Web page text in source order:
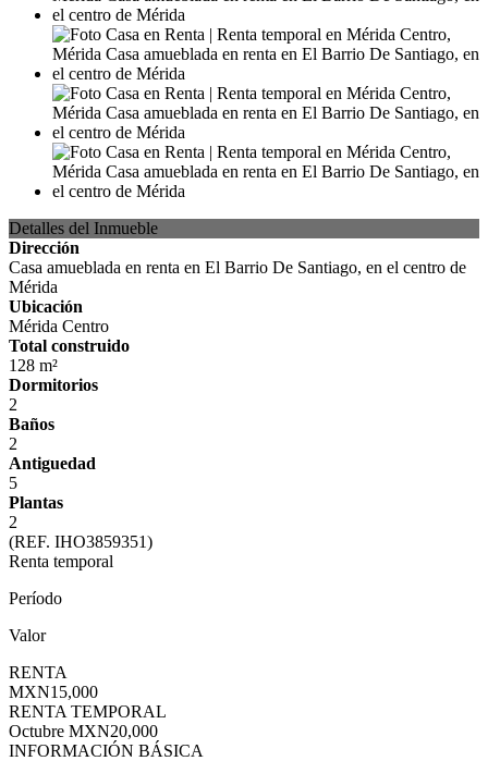
Detalles del Inmueble
Dirección
Casa amueblada en renta en El Barrio De Santiago, en el centro de
Mérida
Ubicación
Mérida Centro
Total construido
128 m²
Dormitorios
2
Baños
2
Antiguedad
5
Plantas
2
(REF. IHO3859351)
Renta temporal
Período
Valor
RENTA
MXN15,000
RENTA TEMPORAL
Octubre MXN20,000
INFORMACIÓN BÁSICA